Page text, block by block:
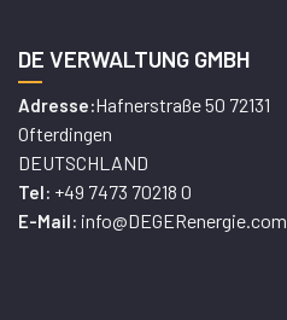
DE VERWALTUNG GMBH
Adresse:Hafnerstraße 50 72131
Ofterdingen
DEUTSCHLAND
Tel: +49 7473 70218 0
E-Mail: info@DEGERenergie.com